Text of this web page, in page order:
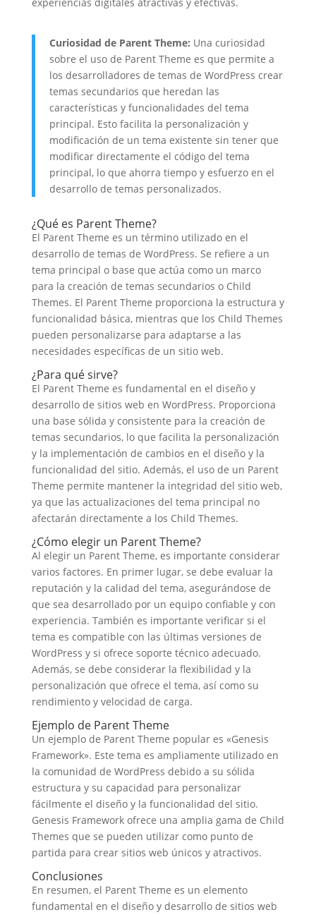
Curiosidad de Parent Theme: Una curiosidad
sobre el uso de Parent Theme es que permite a
los desarrolladores de temas de WordPress crear
temas secundarios que heredan las
características y funcionalidades del tema
principal. Esto facilita la personalización y
modificación de un tema existente sin tener que
modificar directamente el código del tema
principal, lo que ahorra tiempo y esfuerzo en el
desarrollo de temas personalizados.
¿Qué es Parent Theme?
El Parent Theme es un término utilizado en el
desarrollo de temas de WordPress. Se refiere a un
tema principal o base que actúa como un marco
para la creación de temas secundarios o Child
Themes. El Parent Theme proporciona la estructura y
funcionalidad básica, mientras que los Child Themes
pueden personalizarse para adaptarse a las
necesidades específicas de un sitio web.
¿Para qué sirve?
El Parent Theme es fundamental en el diseño y
desarrollo de sitios web en WordPress. Proporciona
una base sólida y consistente para la creación de
temas secundarios, lo que facilita la personalización
y la implementación de cambios en el diseño y la
funcionalidad del sitio. Además, el uso de un Parent
Theme permite mantener la integridad del sitio web,
ya que las actualizaciones del tema principal no
afectarán directamente a los Child Themes.
¿Cómo elegir un Parent Theme?
Al elegir un Parent Theme, es importante considerar
varios factores. En primer lugar, se debe evaluar la
reputación y la calidad del tema, asegurándose de
que sea desarrollado por un equipo confiable y con
experiencia. También es importante verificar si el
tema es compatible con las últimas versiones de
WordPress y si ofrece soporte técnico adecuado.
Además, se debe considerar la flexibilidad y la
personalización que ofrece el tema, así como su
rendimiento y velocidad de carga.
Ejemplo de Parent Theme
Un ejemplo de Parent Theme popular es «Genesis
Framework». Este tema es ampliamente utilizado en
la comunidad de WordPress debido a su sólida
estructura y su capacidad para personalizar
fácilmente el diseño y la funcionalidad del sitio.
Genesis Framework ofrece una amplia gama de Child
Themes que se pueden utilizar como punto de
partida para crear sitios web únicos y atractivos.
Conclusiones
En resumen, el Parent Theme es un elemento
fundamental en el diseño y desarrollo de sitios web